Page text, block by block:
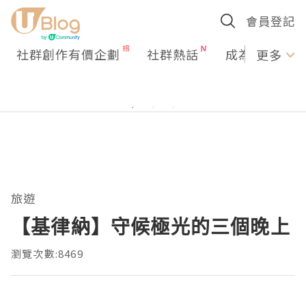
會員登記
社群創作有價企劃 社群熱話 成為U更多
旅遊
【基律納】守候極光的三個晚上
瀏覽次數:8469